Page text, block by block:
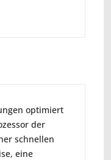
optimiert
der
schnellen
eine